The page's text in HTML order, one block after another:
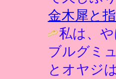
金木犀と
私は、
ブルグミ
とオヤジ